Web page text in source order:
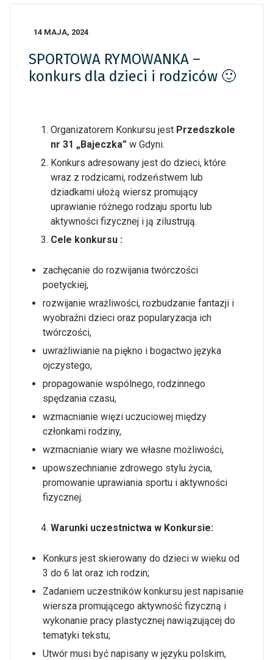
14 MAJA, 2024
SPORTOWA RYMOWANKA –
konkurs dla dzieci i rodziców 🙂
Organizatorem Konkursu jest Przedszkole
nr 31 „Bajeczka” w Gdyni.
Konkurs adresowany jest do dzieci, które
wraz z rodzicami, rodzeństwem lub
dziadkami ułożą wiersz promujący
uprawianie różnego rodzaju sportu lub
aktywności fizycznej i ją zilustrują.
Cele konkursu :
zachęcanie do rozwijania twórczości
poetyckiej,
rozwijanie wrażliwości, rozbudzanie fantazji i
wyobraźni dzieci oraz popularyzacja ich
twórczości,
uwrażliwianie na piękno i bogactwo języka
ojczystego,
propagowanie wspólnego, rodzinnego
spędzania czasu,
wzmacnianie więzi uczuciowej między
członkami rodziny,
wzmacnianie wiary we własne możliwości,
upowszechnianie zdrowego stylu życia,
promowanie uprawiania sportu i aktywności
fizycznej.
Warunki uczestnictwa w Konkursie:
Konkurs jest skierowany do dzieci w wieku od
3 do 6 lat oraz ich rodzin;
Zadaniem uczestników konkursu jest napisanie
wiersza promującego aktywność fizyczną i
wykonanie pracy plastycznej nawiązującej do
tematyki tekstu;
Utwór musi być napisany w języku polskim,